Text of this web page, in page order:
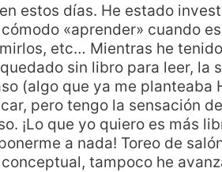
estos días. He estado
«aprender» cuando
etc… Mientras he
sin libro para leer, la
(algo que ya me planteaba
pero tengo la sensación
¡Lo que yo quiero es más
a nada! Toreo de
tampoco he